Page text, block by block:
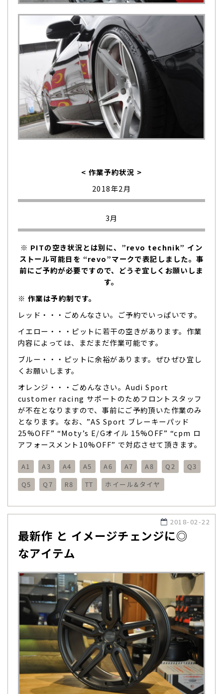
< 作業予約状況 >
2018年2月
3月
※ PITの空き状況とは別に、”revo technik” イン
ストール可能日を “revo”マークで表記しました。事
前にご予約が必要ですので、どうぞ宜しくお願いしま
す。
※ 作業は予約制です。
レッド・・・ごめんなさい。ご予約でいっぱいです。
イエロー・・・ピットに若干の空きがあります。作業
内容によっては、まだまだ作業可能です。
ブルー・・・ピットに余裕があります。ぜひぜひ宜し
くお願いします。
オレンジ・・・ごめんなさい。Audi Sport
customer racing サポートのためフロントスタッフ
が不在となりますので、事前にご予約頂いた作業のみ
となります。なお、”AS Sport ブレーキーパッド
25%OFF” “Moty’s E/Gオイル 15%OFF” “cpm ロ
アフォースメント10%OFF” で対応させて頂きます。
A1 A3 A4 A5 A6 A7 A8 Q2
Q3
Q5
Q7 R8 TT ホイール&タイヤ
最新作 と イメージチェンジに◎
なアイテム
2018-02-22